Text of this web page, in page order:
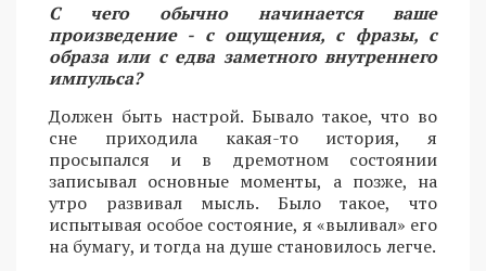
С чего обычно начинается ваше
произведение - с ощущения, с фразы, с
образа или с едва заметного внутреннего
импульса?
Должен быть настрой. Бывало такое, что во
сне приходила какая-то история, я
просыпался и в дремотном состоянии
записывал основные моменты, а позже, на
утро развивал мысль. Было такое, что
испытывая особое состояние, я «выливал» его
на бумагу, и тогда на душе становилось легче.